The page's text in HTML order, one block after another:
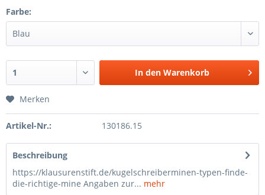
Farbe:
In den Warenkorb
Merken
Artikel-Nr.: 130186.15
Beschreibung
https://klausurenstift.de/kugelschreiberminen-typen-finde-
die-richtige-mine Angaben zur... mehr